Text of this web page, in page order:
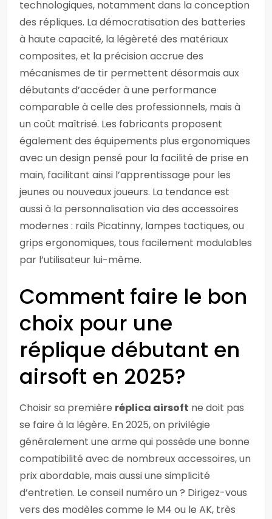
technologiques, notamment dans la conception
des répliques. La démocratisation des batteries
à haute capacité, la légèreté des matériaux
composites, et la précision accrue des
mécanismes de tir permettent désormais aux
débutants d’accéder à une performance
comparable à celle des professionnels, mais à
un coût maîtrisé. Les fabricants proposent
également des équipements plus ergonomiques
avec un design pensé pour la facilité de prise en
main, facilitant ainsi l’apprentissage pour les
jeunes ou nouveaux joueurs. La tendance est
aussi à la personnalisation via des accessoires
modernes : rails Picatinny, lampes tactiques, ou
grips ergonomiques, tous facilement modulables
par l’utilisateur lui-même.
Comment faire le bon
choix pour une
réplique débutant en
airsoft en 2025?
Choisir sa première réplica airsoft ne doit pas
se faire à la légère. En 2025, on privilégie
généralement une arme qui possède une bonne
compatibilité avec de nombreux accessoires, un
prix abordable, mais aussi une simplicité
d’entretien. Le conseil numéro un ? Dirigez-vous
vers des modèles comme le M4 ou le AK, très